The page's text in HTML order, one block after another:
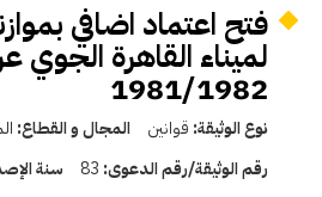
فتح اعتماد اضافي
لميناء القاهرة الجوي
1981/1982
نوع الوثيقة: قوانين المجال و القطاع:
رقم الوثيقة/رقم الدعوى: 83 سنة